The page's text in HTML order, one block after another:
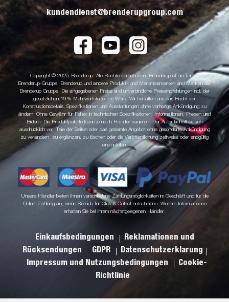
kundendienst@brenderupgroup.com
Copyright © 2025 Brenderup. Alle Rechte vorbehalten. Brenderup ist ein Teil der
Brenderup-Gruppe. Brenderup und andere Produkt- und Merkmalsmarken sind Marken der
Brenderup Gruppe. Die angegebenen Preise sind unverbindliche Preisempfehlungen incl. der
gesetzlichen 19% Mehrwertsteuer ab Werk. Wir behalten uns das Recht vor
Konstruktionsdetails, Spezifikationen und Ausstattungen ohne vorherige Ankündigung zu
ändern. Ohne Gewähr für Fehler in technischen Spezifikationen, Informationen, Preisen und
Bildern. Die Produktpalette kann je nach Händler variieren. Der Autor behält es sich
ausdrücklich vor, Teile der Seiten oder das gesamte Angebot ohne gesonderte Ankündigung
zu verändern, zu ergänzen, zu löschen oder die Veröffentlichung zeitweise oder endgültig
einzustellen.
Unsere Händler bieten Ihnen verschiedene Zahlungsmöglichkeiten im Geschäft und für die
Online-Zahlung an, wenn Sie sich für Click & Collect entscheiden. Weitere Informationen
erhalten Sie bei Ihrem nächstgelegenen Händler.
Einkaufsbedingungen
Reklamationen und
Rücksendungen
GDPR
Datenschutzerklarung
Impressum und Nutzungsbedingungen
Cookie-
Richtlinie